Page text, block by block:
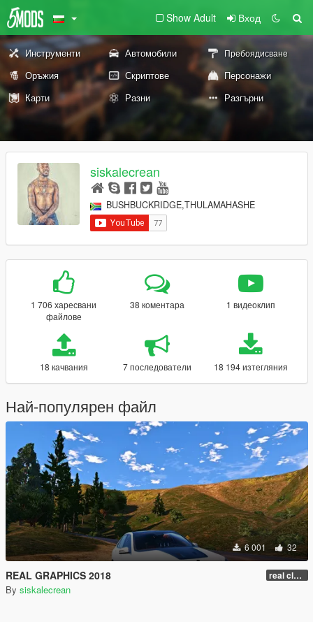
Show Adult Вход
Инструменти Автомобили Пребоядисване
Оръжия Скриптове
Персонажи
Карти
Разни Разгърни
siskalecrean
BUSHBUCKRIDGE,THULAMAHASHE
1 706 харесвани
файлове
38 коментара 1 видеоклип
18 качвания 7 последователи 18 194 изтегляния
Най-популярен файл
6 001 32
REAL GRAPHICS 2018 real classic
By siskalecrean